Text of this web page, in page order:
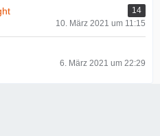
14
10. März 2021 um 11:15
6. März 2021 um 22:29